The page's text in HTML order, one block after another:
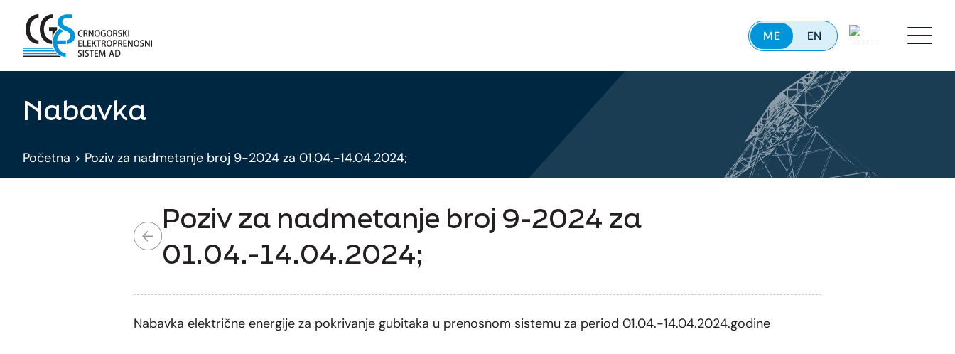
ME EN Menu
Nabavka
Početna > Poziv za nadmetanje broj 9-2024 za 01.04.-14.04.2024;
Poziv za nadmetanje broj 9-2024 za
01.04.-14.04.2024;
Nabavka električne energije za pokrivanje gubitaka u prenosnom sistemu za period 01.04.-14.04.2024.godine